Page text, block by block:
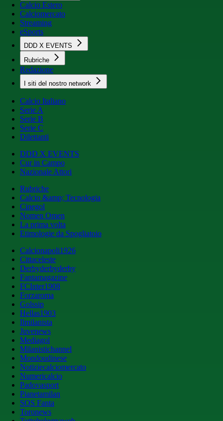
Calcio Estero
Calciomercato
Streaming
eSports
DDD X EVENTS
Rubriche
Redazione
I siti del nostro network
Calcio Italiano
Serie A
Serie B
Serie C
Dilettanti
DDD X EVENTS
Cur in Campo
Nazionale Attori
Rubriche
Calcio &amp; Tecnologia
Cinegol
Nomen Omen
La prima volta
Etimologie da Spogliatoio
Calcionapoli1926
Cittaceleste
Derbyderbyderby
Fantamagazine
FCInter1908
Forzaroma
Golssip
Hellas1903
Ilmilanista
Juvenews
Mediagol
Milanistichannel
Mondoudinese
Notiziecalciomercato
Numericalcio
Padovasport
Pianetamilan
SOS Fanta
Toronews